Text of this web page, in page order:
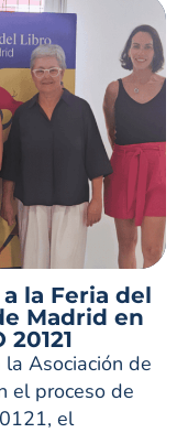
la Feria del
Madrid en
Asociación de
el proceso de
el